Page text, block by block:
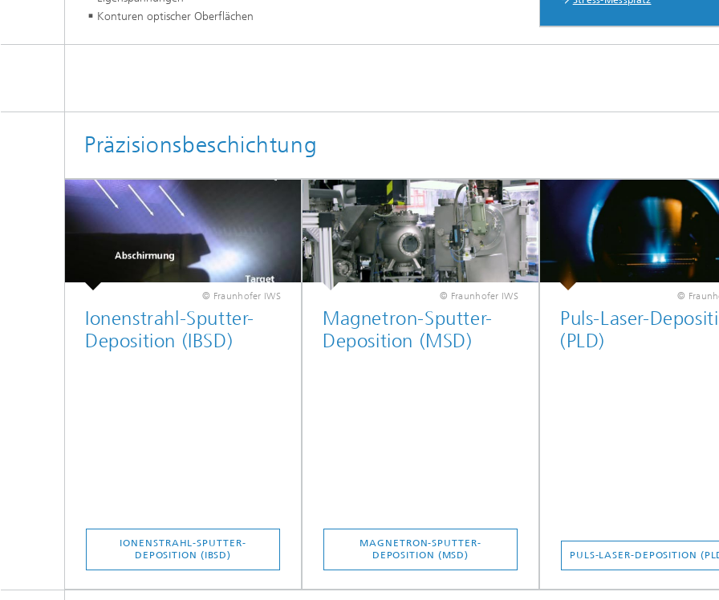
Konturen optischer Oberflächen
Präzisionsbeschichtung
© Fraunhofer IWS
Ionenstrahl-Sputter-
Deposition (IBSD)
IONENSTRAHL-SPUTTER-
DEPOSITION (IBSD)
© Fraunhofer IWS
Magnetron-Sputter-
Deposition (MSD)
MAGNETRON-SPUTTER-
DEPOSITION (MSD)
©
Puls-Laser-
(PLD)
PULS-LASER-DEPOSITION